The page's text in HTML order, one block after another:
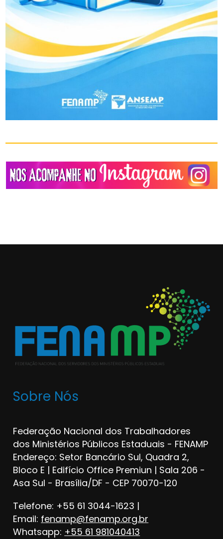
Sobre Nós
Federação Nacional dos Trabalhadores
dos Ministérios Públicos Estaduais - FENAMP
Endereço: Setor Bancário Sul, Quadra 2,
Bloco E | Edifício Office Premiun | Sala 206 -
Asa Sul - Brasília/DF - CEP 70070-120
Telefone: +55 61 3044-1623 |
Email: fenamp@fenamp.org.br
Whatsapp: +55 61 981040413